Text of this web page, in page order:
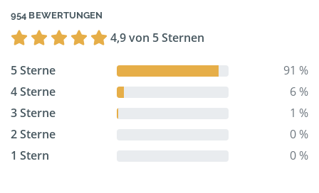
954 BEWERTUNGEN
4,9 von 5 Sternen
5 Sterne
91 %
4 Sterne
6 %
3 Sterne
1 %
2 Sterne
0 %
1 Stern
0 %